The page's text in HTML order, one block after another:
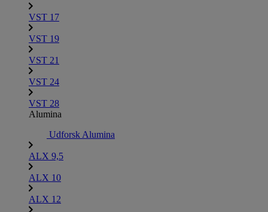
VST 17
VST 19
VST 21
VST 24
VST 28
Alumina
Udforsk Alumina
ALX 9,5
ALX 10
ALX 12